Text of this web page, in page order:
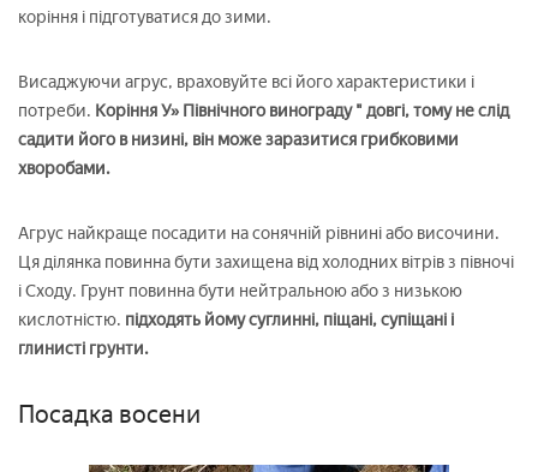
коріння і підготуватися до зими.
Висаджуючи агрус, враховуйте всі його характеристики і
потреби. Коріння У» Північного винограду " довгі, тому не слід
садити його в низині, він може заразитися грибковими
хворобами.
Агрус найкраще посадити на сонячній рівнині або височини.
Ця ділянка повинна бути захищена від холодних вітрів з півночі
і Сходу. Грунт повинна бути нейтральною або з низькою
кислотністю. підходять йому суглинні, піщані, супіщані і
глинисті грунти.
Посадка восени